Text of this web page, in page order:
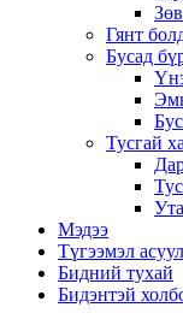
Гянт
Бусад
Тусгай
Мэдээ
Түгээмэл
Бидний тухай
Бидэнтэй